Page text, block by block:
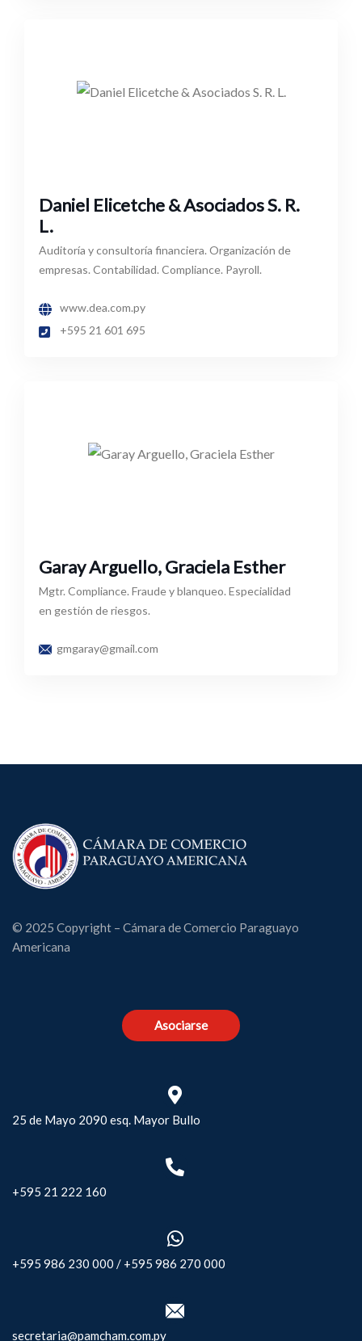
Daniel Elicetche & Asociados S. R.
L.
Auditoría y consultoría financiera. Organización de
empresas. Contabilidad. Compliance. Payroll.
www.dea.com.py
+595 21 601 695
Garay Arguello, Graciela Esther
Mgtr. Compliance. Fraude y blanqueo. Especialidad
en gestión de riesgos.
gmgaray@gmail.com
© 2025 Copyright – Cámara de Comercio Paraguayo
Americana
Asociarse
25 de Mayo 2090 esq. Mayor Bullo
+595 21 222 160
+595 986 230 000 / +595 986 270 000
secretaria@pamcham.com.py